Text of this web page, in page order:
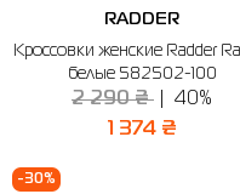
RADDER
Кроссовки женские Radder
белые 582502-100
2 290 ₴ 40%
1 374 ₴
-30%